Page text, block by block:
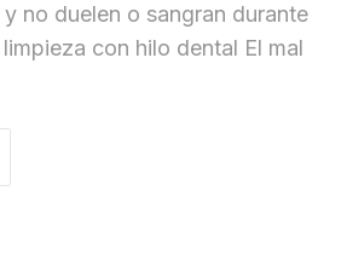
no duelen o sangran durante
con hilo dental El mal